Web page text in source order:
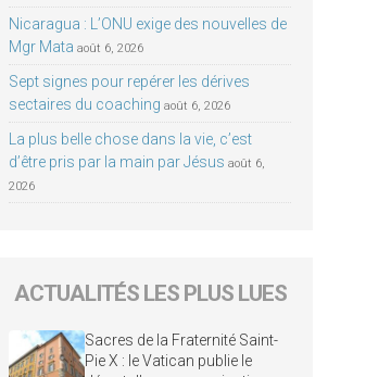
Nicaragua : L’ONU exige des nouvelles de
Mgr Mata août 6, 2026
Sept signes pour repérer les dérives
sectaires du coaching août 6, 2026
La plus belle chose dans la vie, c’est
d’être pris par la main par Jésus août 6,
2026
ACTUALITÉS LES PLUS LUES
Sacres de la Fraternité Saint-
Pie X : le Vatican publie le